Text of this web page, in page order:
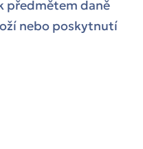
předmětem daně
nebo poskytnutí